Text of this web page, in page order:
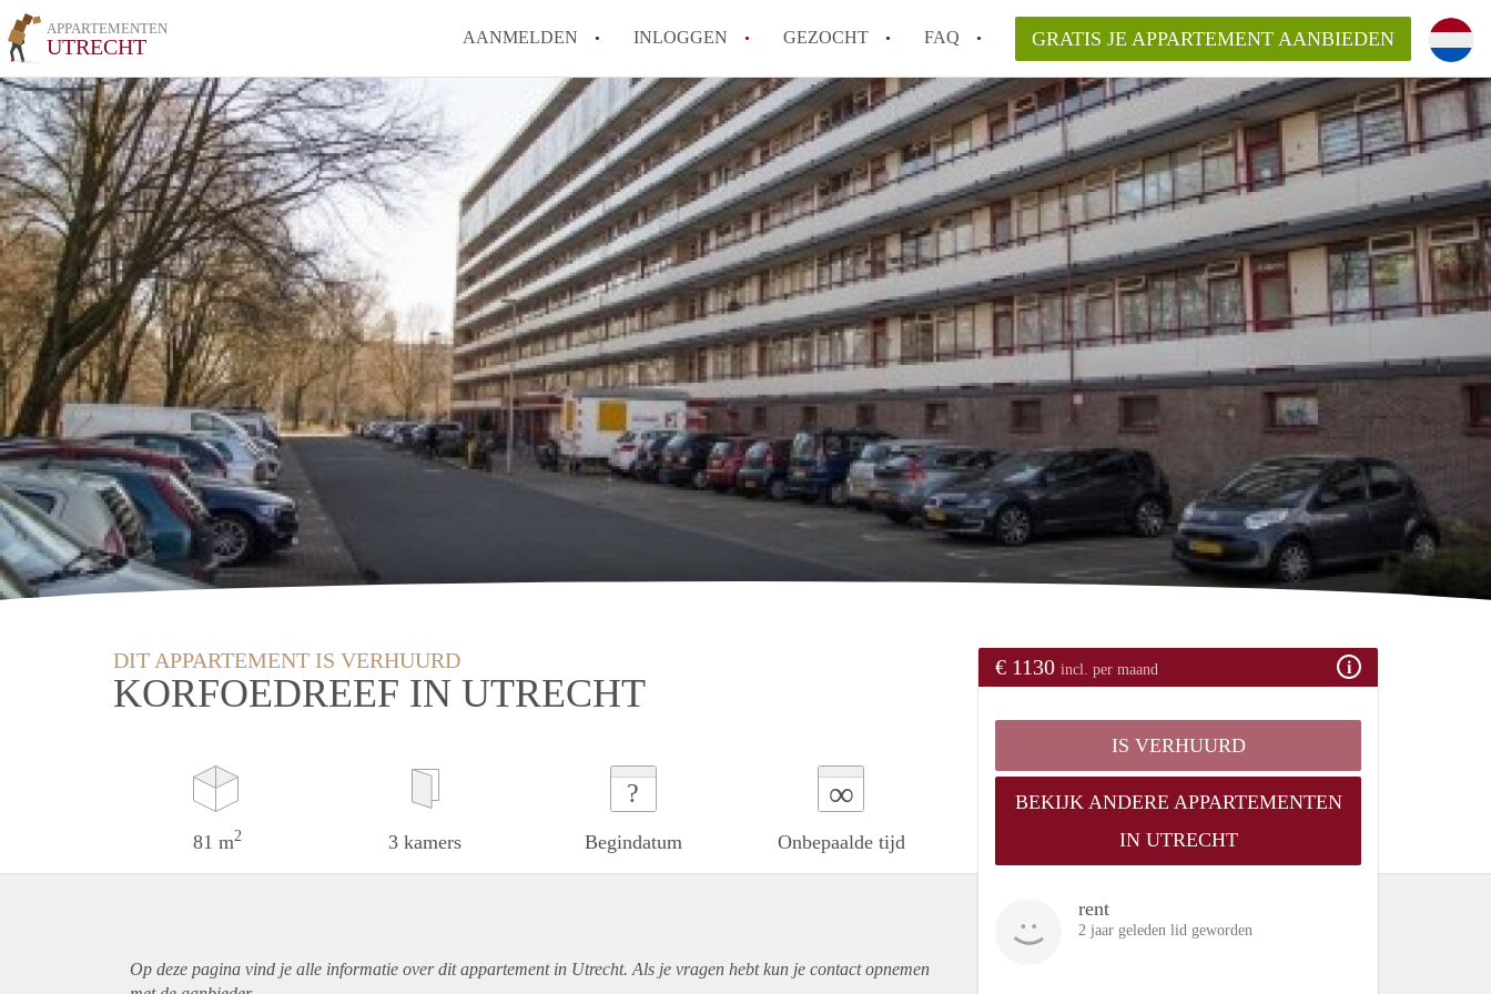
APPARTEMENTEN
UTRECHT AANMELDEN INLOGGEN GEZOCHT FAQ
How to translate AppartementenUtrecht!
Wat is AppartementenUtrecht?
Wat is de privacyverklaring van AppartementenUtrecht ?
Berekent AppartementenUtrecht
makelaarsvergoeding/bemiddelingsvergoeding?
Is AppartementenUtrecht verantwoordelijk voor het aangeboden
Appartement / Appartementen in Utrecht?
Alle veelgestelde vragen
GRATIS JE APPARTEMENT AANBIEDEN
DIT APPARTEMENT IS VERHUURD
KORFOEDREEF IN UTRECHT
81 m2 3 kamers
?
Begindatum
∞
Onbepaalde tijd
€ 1130 incl. per maand
IS VERHUURD
BEKIJK ANDERE APPARTEMENTEN
IN UTRECHT
rent
2 jaar geleden lid geworden
Op deze pagina vind je alle informatie over ditappartementin Utrecht. Als je vragen hebt kun je contact opnemen